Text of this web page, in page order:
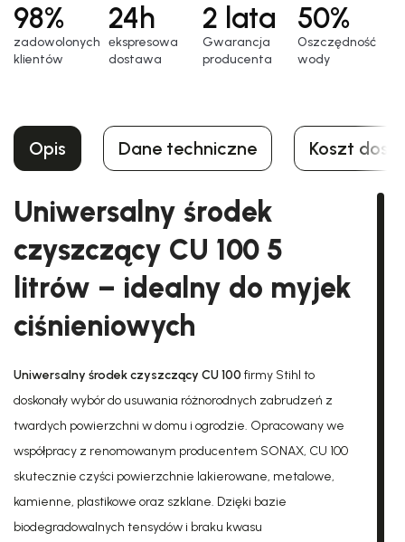
98%
zadowolonych
klientów
24h
еkspresowa
dostawa
2 lata
Gwarancja
producenta
50%
Oszczędność
wody
Opis Dane techniczne Koszt
Uniwersalny środek
czyszczący CU 100 5
litrów – idealny do myjek
ciśnieniowych
Uniwersalny środek czyszczący CU 100 firmy Stihl to
doskonały wybór do usuwania różnorodnych zabrudzeń z
twardych powierzchni w domu i ogrodzie. Opracowany we
współpracy z renomowanym producentem SONAX, CU 100
skutecznie czyści powierzchnie lakierowane, metalowe,
kamienne, plastikowe oraz szklane. Dzięki bazie
biodegradowalnych tensydów i braku kwasu